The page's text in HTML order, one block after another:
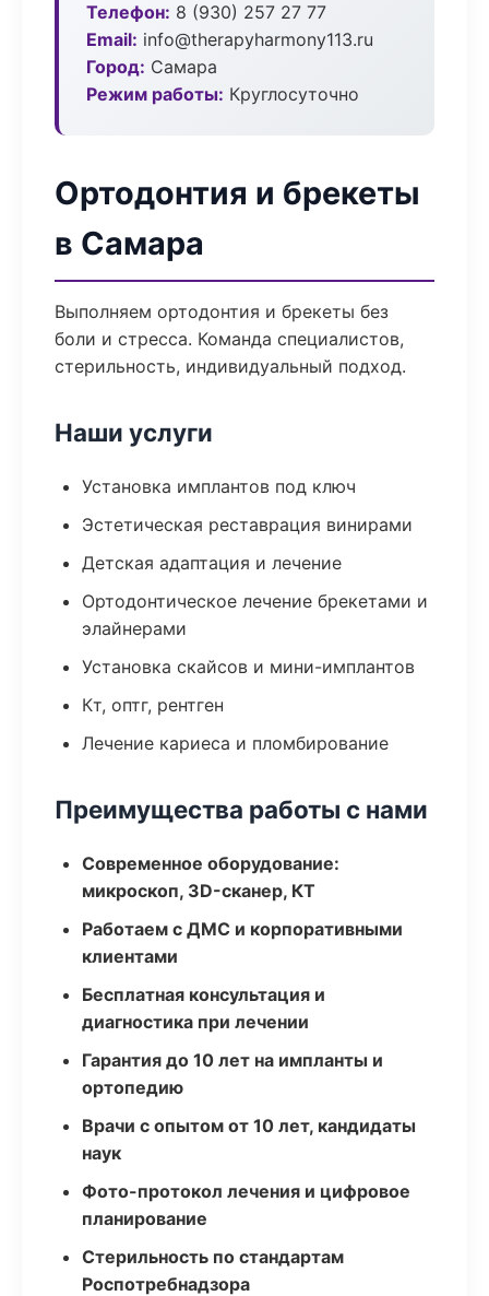
Телефон: 8 (930) 257 27 77
Email: info@therapyharmony113.ru
Город: Самара
Режим работы: Круглосуточно
Ортодонтия и брекеты
в Самара
Выполняем ортодонтия и брекеты без
боли и стресса. Команда специалистов,
стерильность, индивидуальный подход.
Наши услуги
Установка имплантов под ключ
Эстетическая реставрация винирами
Детская адаптация и лечение
Ортодонтическое лечение брекетами и
элайнерами
Установка скайсов и мини-имплантов
Кт, оптг, рентген
Лечение кариеса и пломбирование
Преимущества работы с нами
Современное оборудование:
микроскоп, 3D-сканер, КТ
Работаем с ДМС и корпоративными
клиентами
Бесплатная консультация и
диагностика при лечении
Гарантия до 10 лет на импланты и
ортопедию
Врачи с опытом от 10 лет, кандидаты
наук
Фото-протокол лечения и цифровое
планирование
Стерильность по стандартам
Роспотребнадзора